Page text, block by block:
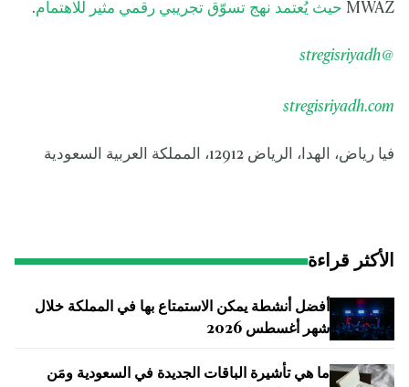
MWAZ حيث يُعتمد نهج تسوّق تجريبي رقمي مثير للاهتمام.
@stregisriyadh
stregisriyadh.com
فيا رياض، الهدا، الرياض 12912، المملكة العربية السعودية
الأكثر قراءة
أفضل أنشطة يمكن الاستمتاع بها في المملكة خلال
شهر أغسطس 2026
ما هي تأشيرة الباقات الجديدة في السعودية ومَن